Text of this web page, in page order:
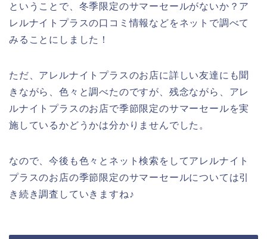
ということで、冬季限定のサマーセールがないか？ア
レルナイトプラスの口コミ情報などをネットで調べて
みることにしました！
ただ、アレルナイトプラスのお店に詳しい友達にも聞
きながら、色々と調べたのですが、残念ながら、アレ
ルナイトプラスのお店で季節限定のサマーセールを実
施しているかどうかは分かりませんでした。
なので、今後も色々とネット検索をしてアレルナイト
プラスのお店の季節限定のサマーセールについては引
き続き調査していきますね♪